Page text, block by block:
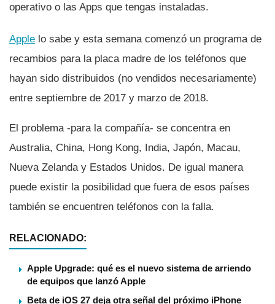
operativo o las Apps que tengas instaladas.
Apple lo sabe y esta semana comenzó un programa de
recambios para la placa madre de los teléfonos que
hayan sido distribuidos (no vendidos necesariamente)
entre septiembre de 2017 y marzo de 2018.
El problema -para la compañí­a- se concentra en
Australia, China, Hong Kong, India, Japón, Macau,
Nueva Zelanda y Estados Unidos. De igual manera
puede existir la posibilidad que fuera de esos paí­ses
también se encuentren teléfonos con la falla.
RELACIONADO:
Apple Upgrade: qué es el nuevo sistema de arriendo
de equipos que lanzó Apple
Beta de iOS 27 deja otra señal del próximo iPhone